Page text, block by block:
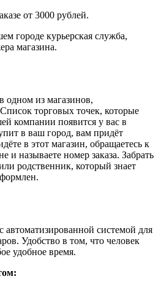
от 3000 рублей.
городе курьерская служба,
магазина.
одном из магазинов,
торговых точек, которые
компании появится у вас в
в ваш город, вам придёт
в этот магазин, обращаетесь к
и называете номер заказа. Забрать
родственник, который знает
автоматизированной системой для
Удобство в том, что человек
удобное время.